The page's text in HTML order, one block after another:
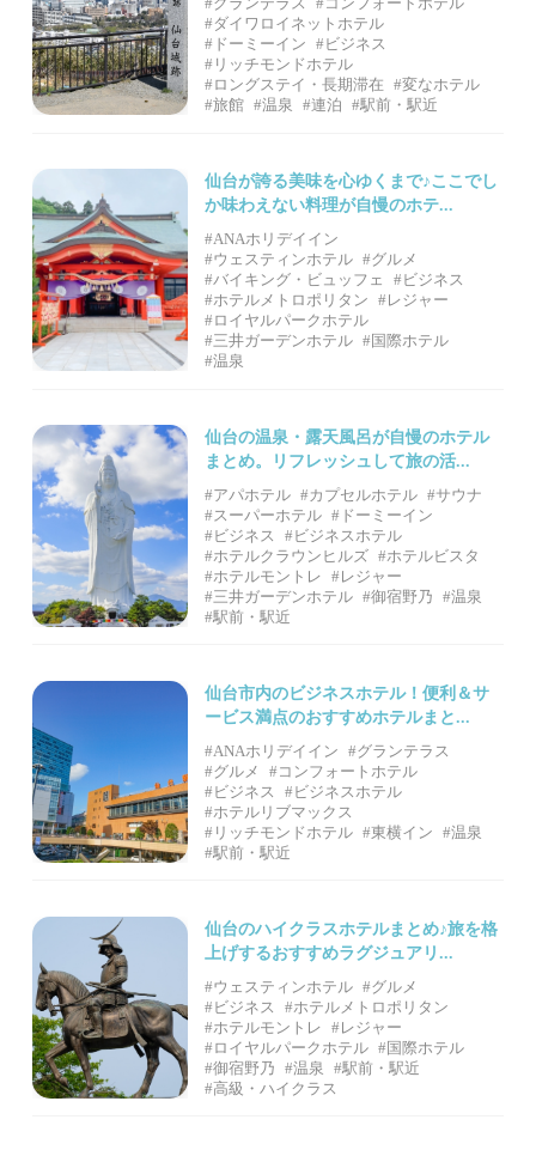
#グランテラス
#コンフォートホテル
#ダイワロイネットホテル
#ドーミーイン
#ビジネス
#リッチモンドホテル
#ロングステイ・長期滞在
#変なホテル
#旅館 #温泉 #連泊 #駅前・駅近
仙台が誇る美味を心ゆくまで♪ここでし
か味わえない料理が自慢のホテ...
#ANAホリデイイン
#ウェスティンホテル #グルメ
#バイキング・ビュッフェ
#ビジネス
#ホテルメトロポリタン
#レジャー
#ロイヤルパークホテル
#三井ガーデンホテル #国際ホテル
#温泉
仙台の温泉・露天風呂が自慢のホテル
まとめ。リフレッシュして旅の活...
#アパホテル #カプセルホテル #サウナ
#スーパーホテル #ドーミーイン
#ビジネス
#ビジネスホテル
#ホテルクラウンヒルズ
#ホテルビスタ
#ホテルモントレ
#レジャー
#三井ガーデンホテル #御宿野乃
#温泉
#駅前・駅近
仙台市内のビジネスホテル！便利＆サ
ービス満点のおすすめホテルまと...
#ANAホリデイイン
#グランテラス
#グルメ
#コンフォートホテル
#ビジネス
#ビジネスホテル
#ホテルリブマックス
#リッチモンドホテル #東横イン
#温泉
#駅前・駅近
仙台のハイクラスホテルまとめ♪旅を格
上げするおすすめラグジュアリ...
#ウェスティンホテル #グルメ
#ビジネス
#ホテルメトロポリタン
#ホテルモントレ
#レジャー
#ロイヤルパークホテル #国際ホテル
#御宿野乃
#温泉
#駅前・駅近
#高級・ハイクラス